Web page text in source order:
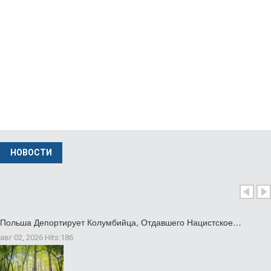
НОВОСТИ
Польша Депортирует Колумбийца, Отдавшего Нацистское…
авг 02, 2026 Hits:186